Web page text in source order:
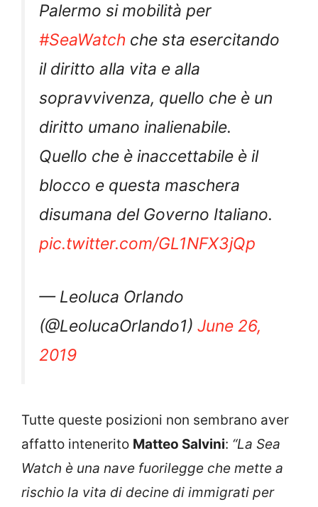
Palermo si mobilità per
#SeaWatch che sta esercitando
il diritto alla vita e alla
sopravvivenza, quello che è un
diritto umano inalienabile.
Quello che è inaccettabile è il
blocco e questa maschera
disumana del Governo Italiano.
pic.twitter.com/GL1NFX3jQp
— Leoluca Orlando
(@LeolucaOrlando1) June 26,
2019
Tutte queste posizioni non sembrano aver
affatto intenerito Matteo Salvini: “La Sea
Watch è una nave fuorilegge che mette a
rischio la vita di decine di immigrati per